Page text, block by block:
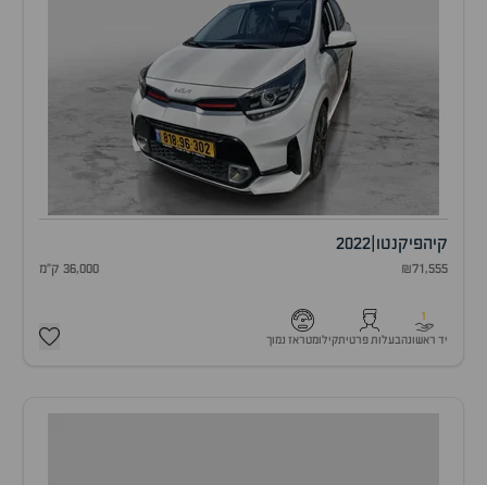
קיהפיקנטו 2022
₪71,555 36,000 ק"מ
1
יד ראשונהבעלות פרטיתקילומטראז נמוך